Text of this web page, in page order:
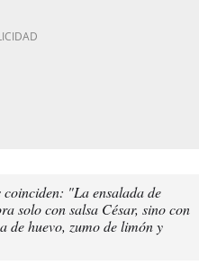
coinciden: "La ensalada de
solo con salsa César, sino con
de huevo, zumo de limón y